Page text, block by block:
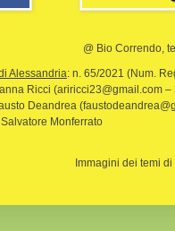
@ Bio Correndo,
Alessandria: n. 65/2021 (Num.
Ricci (ariricci23@gmail.com
Deandrea
Monferrato
Immagini dei temi di